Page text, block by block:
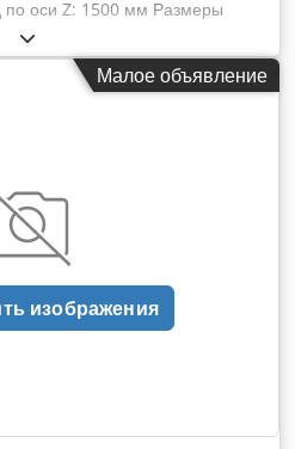
оси Z: 1500 мм Размеры
управления: TNC 430 B
скоростей вращения
крепления шпинделя: ISO
на стол: 10 т Мощность
24 кВт Вылет: 1229 мм
около 6,5 x 3 x 3 м
TNC 430 B, цифровая.
автоматически
с шагом 1,5°. Станок оснащен
сменным устройством
стружки, быстроходным
скоростью (30 000 об/мин) и
Малое объявление
изображения